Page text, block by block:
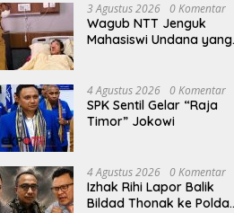
3 Agustus 2026 0 Komentar
Wagub NTT Jenguk
Mahasiswi Undana yang
4 Agustus 2026 0 Komentar
SPK Sentil Gelar “Raja
Timor” Jokowi
4 Agustus 2026 0 Komentar
Izhak Rihi Lapor Balik
Bildad Thonak ke Polda